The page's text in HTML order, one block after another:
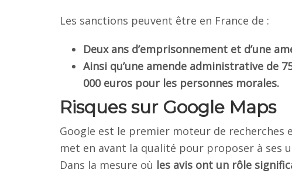
Les sanctions peuvent être en France de :
Deux ans d’emprisonnement et d’une
Ainsi qu’une amende administrative de
000 euros pour les personnes morales.
Risques sur Google Maps
Google est le premier moteur de recherches
met en avant la qualité pour proposer à ses
Dans la mesure où les avis ont un rôle